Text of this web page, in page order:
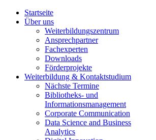
Startseite
Über uns
Weiterbildungszentrum
Ansprechpartner
Fachexperten
Downloads
Förderprojekte
Weiterbildung & Kontaktstudium
Nächste Termine
Bibliotheks- und
Informationsmanagement
Corporate Communication
Data Science and Business
Analytics